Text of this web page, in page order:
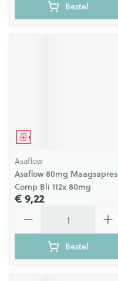
Bestel
Geneesmiddel
Asaflow
Asaflow 80mg Maagsapres
Comp Bli 112x 80mg
€ 9,22
Bestel